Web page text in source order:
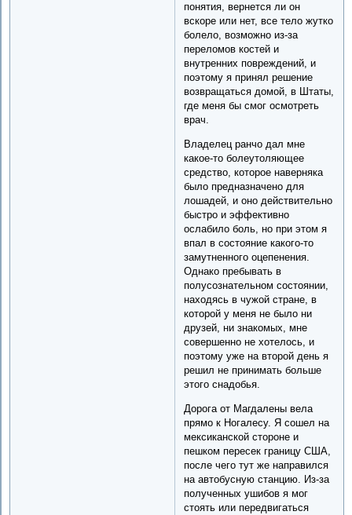
понятия, вернется ли он
вскоре или нет, все тело жутко
болело, возможно из-за
переломов костей и
внутренних повреждений, и
поэтому я принял решение
возвращаться домой, в Штаты,
где меня бы смог осмотреть
врач.
Владелец ранчо дал мне
какое-то болеутоляющее
средство, которое наверняка
было предназначено для
лошадей, и оно действительно
быстро и эффективно
ослабило боль, но при этом я
впал в состояние какого-то
замутненного оцепенения.
Однако пребывать в
полусознательном состоянии,
находясь в чужой стране, в
которой у меня не было ни
друзей, ни знакомых, мне
совершенно не хотелось, и
поэтому уже на второй день я
решил не принимать больше
этого снадобья.
Дорога от Магдалены вела
прямо к Ногалесу. Я сошел на
мексиканской стороне и
пешком пересек границу США,
после чего тут же направился
на автобусную станцию. Из-за
полученных ушибов я мог
стоять или передвигаться